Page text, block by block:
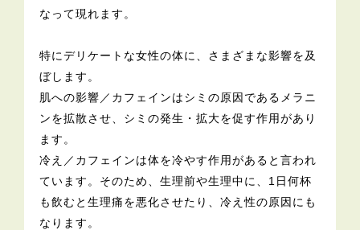
なって現れます。
特にデリケートな女性の体に、さまざまな影響を及
ぼします。
肌への影響／カフェインはシミの原因であるメラニ
ンを拡散させ、シミの発生・拡大を促す作用があり
ます。
冷え／カフェインは体を冷やす作用があると言われ
ています。そのため、生理前や生理中に、1日何杯
も飲むと生理痛を悪化させたり、冷え性の原因にも
なります。